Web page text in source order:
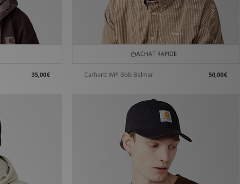
35,00€
ACHAT RAPIDE
Carhartt WIP Bob Belmar 50,00€